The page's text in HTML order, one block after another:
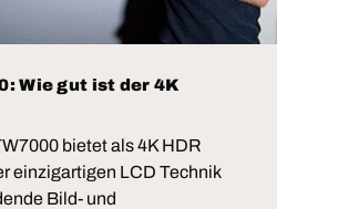
Wie gut ist der 4K
bietet als 4K HDR
einzigartigen LCD Technik
Bild- und